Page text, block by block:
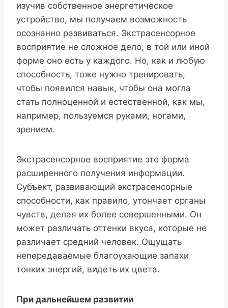
изучив собственное энергетическое
устройство, мы получаем возможность
осознанно развиваться. Экстрасенсорное
восприятие не сложное дело, в той или иной
форме оно есть у каждого. Но, как и любую
способность, тоже нужно тренировать,
чтобы появился навык, чтобы она могла
стать полноценной и естественной, как мы,
например, пользуемся руками, ногами,
зрением.
Экстрасенсорное восприятие это форма
расширенного получения информации.
Субъект, развивающий экстрасенсорные
способности, как правило, утончает органы
чувств, делая их более совершенными. Он
может различать оттенки вкуса, которые не
различает средний человек. Ощущать
непередаваемые благоухающие запахи
тонких энергий, видеть их цвета.
При дальнейшем развитии